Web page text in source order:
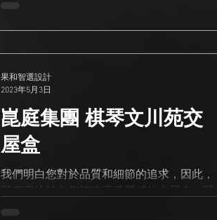
適合燙金、烙印 Logo，展現低調奢華感。 2.
實木質感交屋盒 (Wooden Box) 特色： 溫暖
厚實，帶有自然紋理，象徵「家」的穩固。
適合案型：
崑庭集團 棋琴文川苑交
屋盒
我們明白您對於品質和細節的追求，因此，
我們專注於為您打造高級質感的交屋盒，我
果和智選設計
2023年5月3日